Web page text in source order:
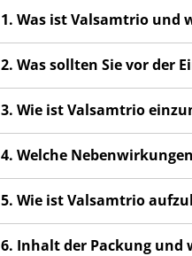
Wenn Sie
Nebenwirkungen, die
1. Was ist Valsamtrio und
2. Was sollten Sie vor der
3. Wie ist Valsamtrio
4. Welche
5. Wie ist Valsamtrio
6. Inhalt der Packung